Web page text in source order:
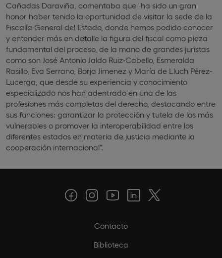
Cañadas Daraviña, comentaba que "ha sido un gran
honor haber tenido la oportunidad de visitar la sede de la
Fiscalía General del Estado, donde hemos podido conocer
y entender más en detalle la figura del fiscal como pieza
fundamental del proceso, de la mano de grandes juristas
como son José Antonio Jaldo Ruiz-Cabello, Esmeralda
Rasillo, Eva Serrano, Borja Jimenez y María de Lluch Pérez-
Lucerga, que desde su experiencia y conocimiento
especializado nos han adentrado en una de las
profesiones más completas del derecho, destacando entre
sus funciones: garantizar la protección y tutela de los más
vulnerables o promover la interoperabilidad entre los
diferentes estados en materia de justicia mediante la
cooperación internacional".
Contacto
Biblioteca